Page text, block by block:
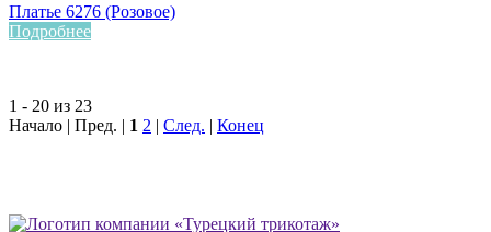
Платье 6276 (Розовое)
Подробнее
1 - 20 из 23
Начало | Пред. | 1 2 | След. | Конец